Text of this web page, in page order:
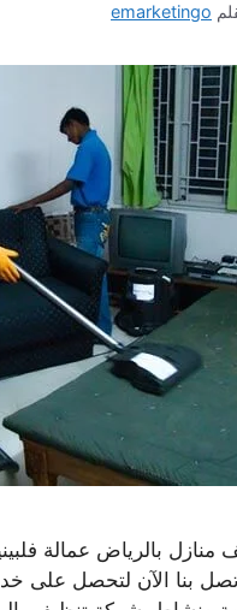
emarketingo
منازل بالرياض عمالة
بنا الآن لتحصل على